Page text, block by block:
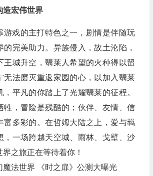
造宏伟世界
游戏的主打特色之一，剧情是伴随玩
的完美助力。异族侵入，故土沦陷，
王城升空，翡莱人希望的火种得以留
无法磨灭重返家园的心，以加入翡莱
，平凡的你踏上了光耀翡莱的征程。
牲，冒险是残酷的；伙伴、友情、信
富多彩的。在哲姆大陆之上，爱与羁
，一场跨越天空城、雨林、戈壁、沙
之旅正在等待着你！